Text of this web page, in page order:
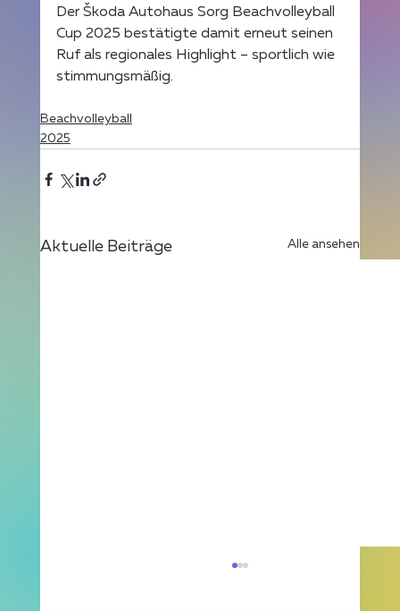
Der Škoda Autohaus Sorg Beachvolleyball
Cup 2025 bestätigte damit erneut seinen
Ruf als regionales Highlight – sportlich wie
stimmungsmäßig.
Beachvolleyball
2025
Aktuelle Beiträge Alle ansehen